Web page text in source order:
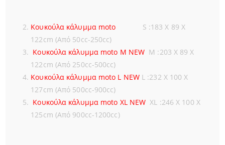
Κουκούλα κάλυμμα moto S :183 X 89 X
122cm (Από 50cc-250cc)
Κουκούλα κάλυμμα moto M NEW M :203 X 89 X
122cm (Από 250cc-500cc)
Κουκούλα κάλυμμα moto L NEW L :232 X 100 X
127cm (Από 500cc-900cc)
Κουκούλα κάλυμμα moto XL NEWXL :246 Χ 100 Χ
125cm (Από 900cc-1200cc)